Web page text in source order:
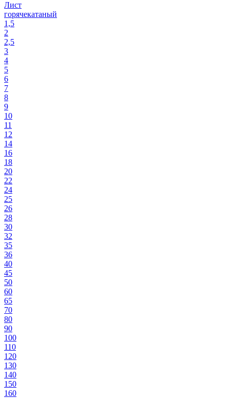
Лист
горячекатаный
1,5
2
2,5
3
4
5
6
7
8
9
10
11
12
14
16
18
20
22
24
25
26
28
30
32
35
36
40
45
50
60
65
70
80
90
100
110
120
130
140
150
160